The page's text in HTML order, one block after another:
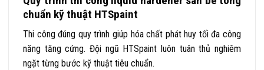
chuẩn kỹ thuật HTSpaint
Thi công đúng quy trình giúp hóa chất phát huy tối đa công
năng tăng cứng. Đội ngũ HTSpaint luôn tuân thủ nghiêm
ngặt từng bước kỹ thuật tiêu chuẩn.